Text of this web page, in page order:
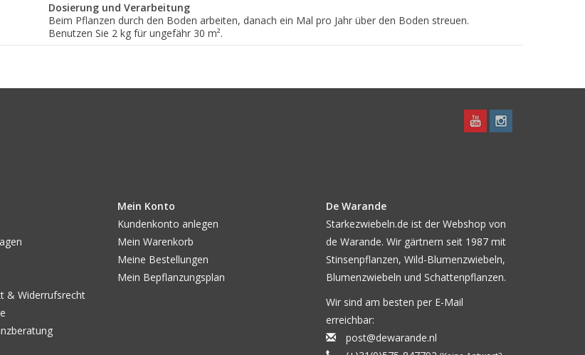
Dosierung und Verarbeitung
Beim Pflanzen durch den Boden arbeiten, danach ein Mal pro Jahr über den Boden streuen.
Benutzen Sie 2 kg für ungefähr 30 m².
Lithothamnium (Maerl) besteht aus sehr porösen Kalkskeletten von Kalkalgen (Rotalgen) und
& Widerrufsrecht
Mein Konto
Kundenkonto anlegen
Mein Warenkorb
Meine Bestellungen
Mein Bepflanzungsplan
De Warande
Starkezwiebeln.de ist der Webshop von
de Warande. Wir gärtnern seit 1987 mit
Stinsenpflanzen, Wild-Blumenzwiebeln,
Blumenzwiebeln und Schattenpflanzen.
Wir sind am besten per E-Mail
erreichbar:
post@dewarande.nl